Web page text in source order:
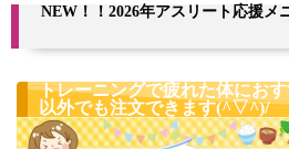
NEW！！2026年アスリート応援メ
トレーニングで疲れた体にお
以外でも注文できます(^▽^)/